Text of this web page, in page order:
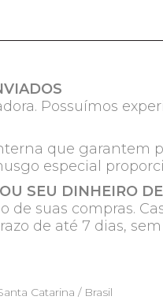
Possuímos
que garantem
especial
SEU DINHEIRO
de suas compras.
de até 7 dias,
Catarina / Brasil